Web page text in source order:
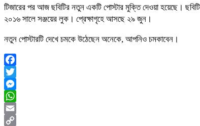
টিজারের পর আজ ছবিটির নতুন একটি পোস্টার মুক্তি দেওয়া হয়েছে।
২০১৬ সালে সঞ্জয়ের লুক। প্রেক্ষাগৃহে আসছে ২৯ জুন।
নতুন পোস্টারটি দেখে চমকে উঠেছেন অনেকে, আপনিও চমকাবেন।
Facebook
Twitter
Messenger
WhatsApp
Email